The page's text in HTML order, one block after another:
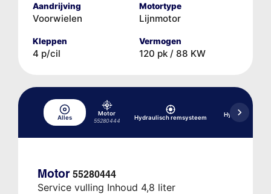
Aandrijving
Voorwielen
Motortype
Lijnmotor
Kleppen
4 p/cil
Vermogen
120 pk / 88 KW
Alles
Motor
55280444
Hydraulisch remsysteem
Hydraulische
Motor 55280444
Service vulling Inhoud 4,8 liter